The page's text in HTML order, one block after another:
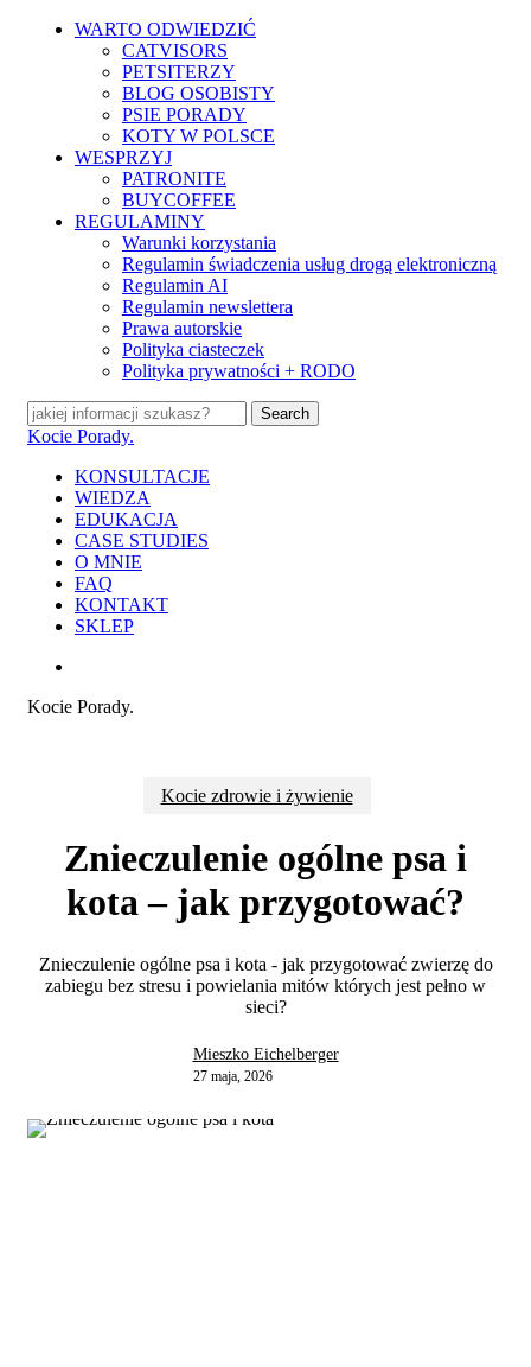
WARTO ODWIEDZIĆ
CATVISORS
PETSITERZY
BLOG OSOBISTY
PSIE PORADY
KOTY W POLSCE
WESPRZYJ
PATRONITE
BUYCOFFEE
REGULAMINY
Warunki korzystania
Regulamin świadczenia usług drogą elektroniczną
Regulamin AI
Regulamin newslettera
Prawa autorskie
Polityka ciasteczek
Polityka prywatności + RODO
Search
Close
Kocie Porady.
search
Menu
KONSULTACJE
WIEDZA
EDUKACJA
CASE STUDIES
O MNIE
FAQ
KONTAKT
SKLEP
Kocie Porady.
Kocie zdrowie i żywienie
Znieczulenie ogólne psa i
kota – jak przygotować?
Znieczulenie ogólne psa i kota - jak przygotować zwierzę do
zabiegu bez stresu i powielania mitów których jest pełno w
sieci?
Mieszko Eichelberger
27 maja, 2026